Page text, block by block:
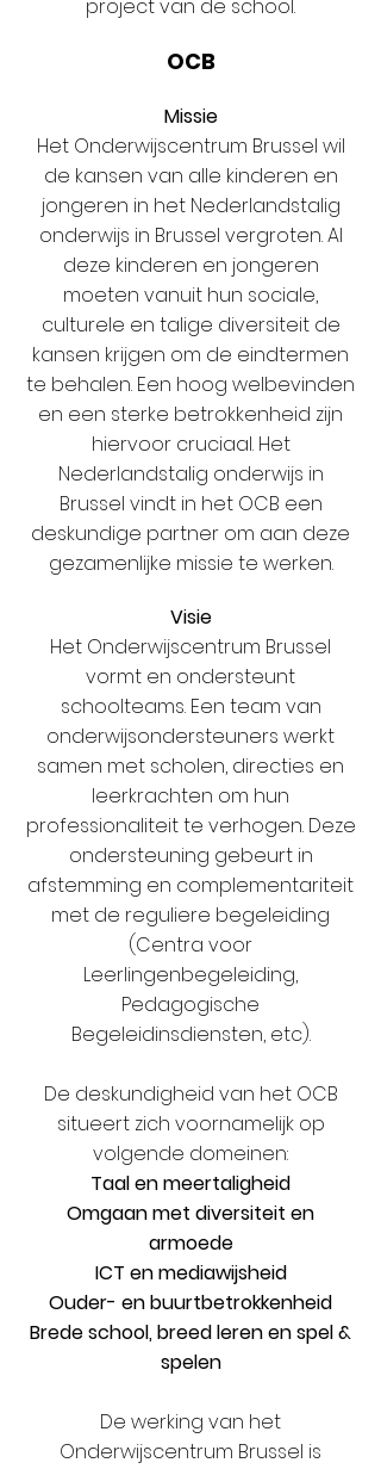
project van de school.
OCB
Missie
Het Onderwijscentrum Brussel wil
de kansen van alle kinderen en
jongeren in het Nederlandstalig
onderwijs in Brussel vergroten. Al
deze kinderen en jongeren
moeten vanuit hun sociale,
culturele en talige diversiteit de
kansen krijgen om de eindtermen
te behalen. Een hoog welbevinden
en een sterke betrokkenheid zijn
hiervoor cruciaal. Het
Nederlandstalig onderwijs in
Brussel vindt in het OCB een
deskundige partner om aan deze
gezamenlijke missie te werken.
Visie
Het Onderwijscentrum Brussel
vormt en ondersteunt
schoolteams. Een team van
onderwijsondersteuners werkt
samen met scholen, directies en
leerkrachten om hun
professionaliteit te verhogen. Deze
ondersteuning gebeurt in
afstemming en complementariteit
met de reguliere begeleiding
(Centra voor
Leerlingenbegeleiding,
Pedagogische
Begeleidinsdiensten, etc).
De deskundigheid van het OCB
situeert zich voornamelijk op
volgende domeinen:
Taal en meertaligheid
Omgaan met diversiteit en
armoede
ICT en mediawijsheid
Ouder- en buurtbetrokkenheid
Brede school, breed leren en spel &
spelen
De werking van het
Onderwijscentrum Brussel is